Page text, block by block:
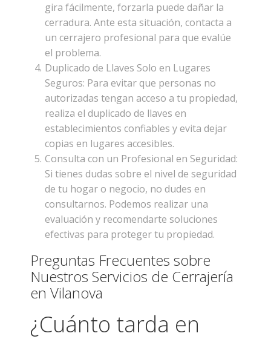
gira fácilmente, forzarla puede dañar la
cerradura. Ante esta situación, contacta a
un cerrajero profesional para que evalúe
el problema.
Duplicado de Llaves Solo en Lugares
Seguros: Para evitar que personas no
autorizadas tengan acceso a tu propiedad,
realiza el duplicado de llaves en
establecimientos confiables y evita dejar
copias en lugares accesibles.
Consulta con un Profesional en Seguridad:
Si tienes dudas sobre el nivel de seguridad
de tu hogar o negocio, no dudes en
consultarnos. Podemos realizar una
evaluación y recomendarte soluciones
efectivas para proteger tu propiedad.
Preguntas Frecuentes sobre
Nuestros Servicios de Cerrajería
en Vilanova
¿Cuánto tarda en